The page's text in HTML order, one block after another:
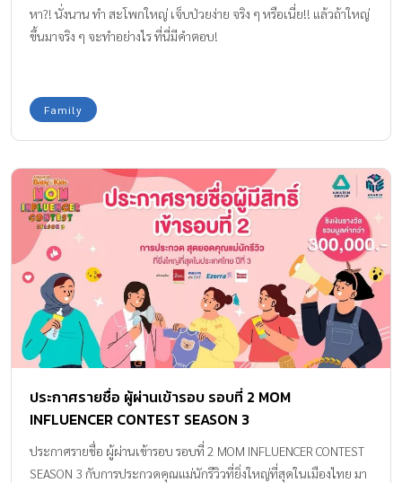
หา?! นั่งนาน ทำ สะโพกใหญ่ เจ็บป่วยง่าย จริง ๆ หรือเนี่ย!! แล้วถ้าใหญ่
ขึ้นมาจริง ๆ จะทำอย่างไร ที่นี่มีคำตอบ!
Family
ประกาศรายชื่อ ผู้ผ่านเข้ารอบ รอบที่ 2 MOM
INFLUENCER CONTEST SEASON 3
ประกาศรายชื่อ ผู้ผ่านเข้ารอบ รอบที่ 2 MOM INFLUENCER CONTEST
SEASON 3 กับการประกวดคุณแม่นักรีวิวที่ยิ่งใหญ่ที่สุดในเมืองไทย มา